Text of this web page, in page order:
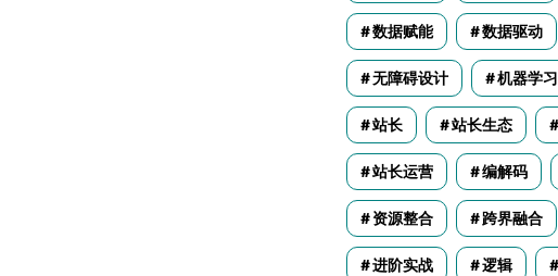
数据赋能 数据驱动
无障碍设计 机器学习
站长 站长生态
站长运营 编解码
资源整合 跨界融合
进阶实战 逻辑